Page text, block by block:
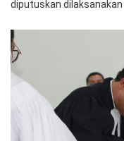
diputuskan